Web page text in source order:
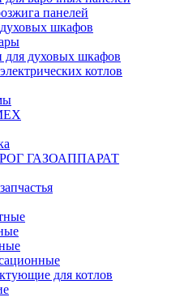
панелей
шкафов
духовых шкафов
котлов
ГАЗОАППАРАТ
для котлов